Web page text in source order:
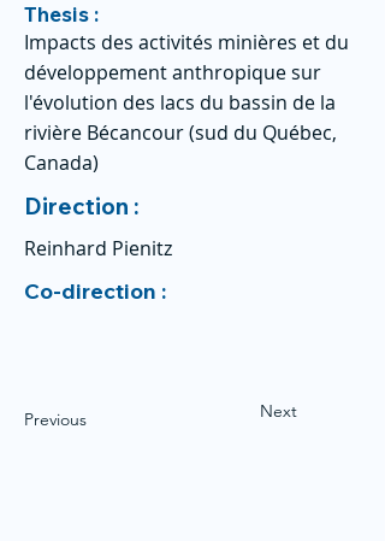
Thesis :
Impacts des activités minières et du
développement anthropique sur
l'évolution des lacs du bassin de la
rivière Bécancour (sud du Québec,
Canada)
Direction :
Reinhard Pienitz
Co-direction :
Previous Next